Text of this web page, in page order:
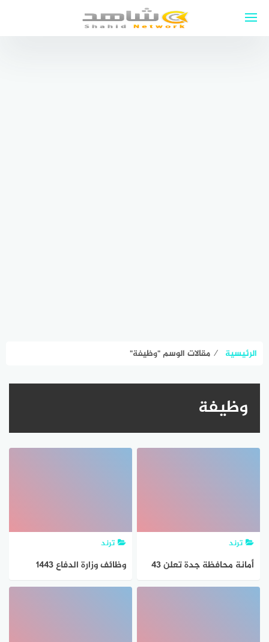
الرئيسية ⁄ مقالات الوسم "وظيفة"
وظيفة
ترند
أمانة محافظة جدة تعلن 43
وظيفة للجنسين بالمرتبة
ترند
وظائف وزارة الدفاع 1443
للجنسين 2181 وظيفة